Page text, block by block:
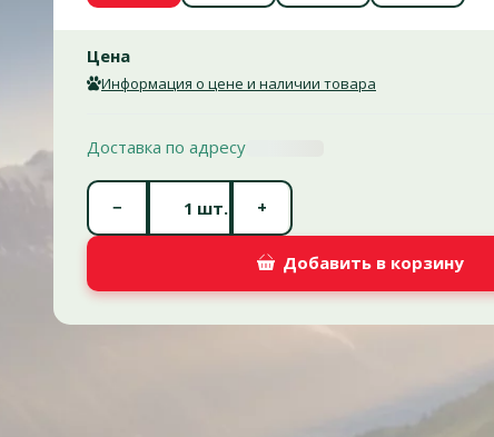
Цена
Информация о цене и наличии товара
Доставка по адресу
шт.
− +
Добавить в корзину